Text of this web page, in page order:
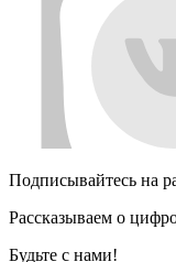
Подписывайтесь на
Рассказываем о
Будьте с нами!